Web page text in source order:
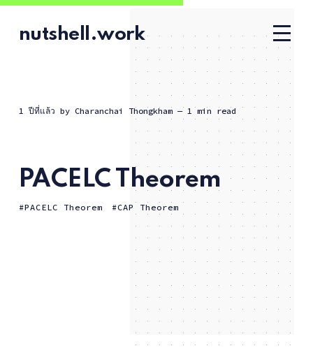
nutshell.work
1 ปีที่แล้ว by Charanchai Thongkham — 1 min read
PACELC Theorem
PACELC Theorem CAP Theorem